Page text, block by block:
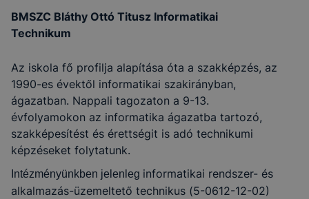
BMSZC Bláthy Ottó Titusz Informatikai
Technikum
Az iskola fő profilja alapítása óta a szakképzés, az
1990-es évektől informatikai szakirányban,
ágazatban. Nappali tagozaton a 9-13.
évfolyamokon az informatika ágazatba tartozó,
szakképesítést és érettségit is adó technikumi
képzéseket folytatunk.
Intézményünkben jelenleg informatikai rendszer- és
alkalmazás-üzemeltető technikus (5-0612-12-02)